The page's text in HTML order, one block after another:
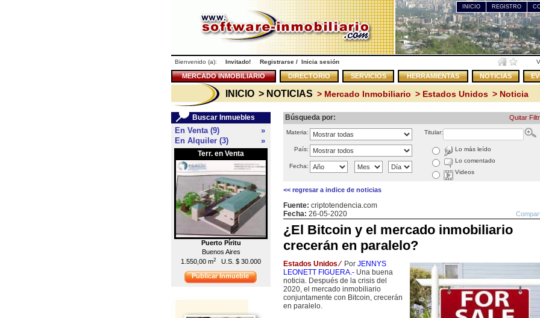
REGISTRO
INICIO
Bienvenido (a): Invitado! Registrarse / Inicia sesión
MERCADO INMOBILIARIO DIRECTORIO SERVICIOS HERRAMIENTAS NOTICIAS
INICIO > NOTICIAS > Mercado Inmobiliario > Estados Unidos > Noticia
Buscar Inmuebles
En Venta (9)
»
En Alquiler (3)
»
Terr. en Venta
Puerto Píritu
Buenos Aires
1.550,00 m2 U.S. $ 30.000
Local en Venta
Caracas
Chacao
55,00 m
U.S. $ 176.000
Local en Venta
Caracas
Chacao
40,00 m
U.S. $ 132.000
35,00 m
U.S. $
<< Regresar
<< Regresar
Publicar Inmueble
Búsqueda por: Quitar
Materia:
País:
Fecha:
Titular:
Lo más leído
Lo comentado
Videos
<< regresar a indice de noticias
Fuente: criptotendencia.com
Fecha: 26-05-2020
¿El Bitcoin y el mercado inmobiliario
crecerán en paralelo?
Estados Unidos⁄ PorJENNYS
LEONETT FIGUERA.- Una buena
noticia. Después de la crisis del
2020, el mercado inmobiliario
conjuntamente con Bitcoin, crecerán
en paralelo.